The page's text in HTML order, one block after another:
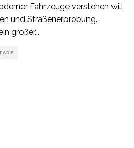
Fahrzeuge verstehen will,
und Straßenerprobung.
großer...